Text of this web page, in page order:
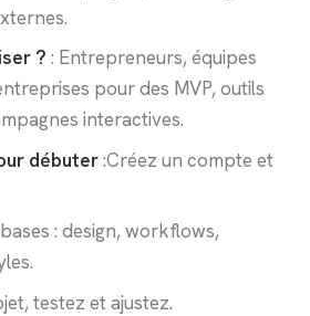
? : Entrepreneurs, équipes
pour des MVP, outils
interactives.
débuter:Créez un compte et
: design, workflows,
testez et ajustez.